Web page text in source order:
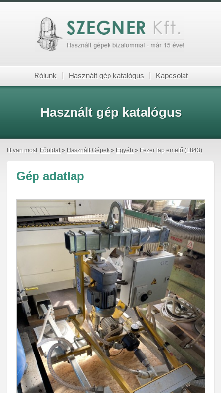
Rólunk Használt gép katalógus Kapcsolat
Használt gép katalógus
Itt van most: Főoldal » Használt Gépek » Egyéb » Fezer lap emelő (1843)
Gép adatlap